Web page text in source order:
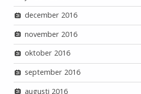
december 2016
november 2016
oktober 2016
september 2016
augusti 2016